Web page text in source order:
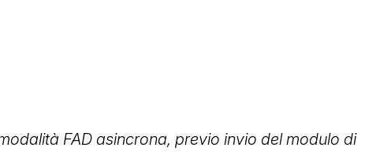
FAD asincrona, previo invio del modulo di